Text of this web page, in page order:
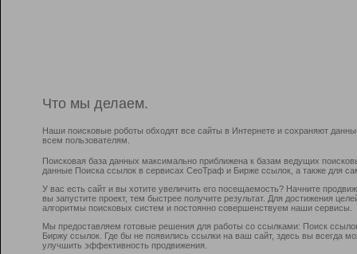
Что мы делаем.
Наши поисковые роботы обходят все сайты в Интернете и сохраняют
всем пользователям.
Поисковая база данных максимально приближена к базам ведущих
данные Поиска ссылок в сервисах СеоТраф и Бирже ссылок, а также для
У вас есть сайт и вы хотите увеличить его посещаемость? Начните
вы запустите проект, тем быстрее получите результат. Для достижения
алгоритмы поисковых систем и постоянно совершенствуем наши сервисы.
Мы предоставляем готовые решения для работы со ссылками: Поиск
Биржу ссылок. Где бы не появились ссылки на ваш сайт, здесь вы всегда
улучшить эффективность продвижения.